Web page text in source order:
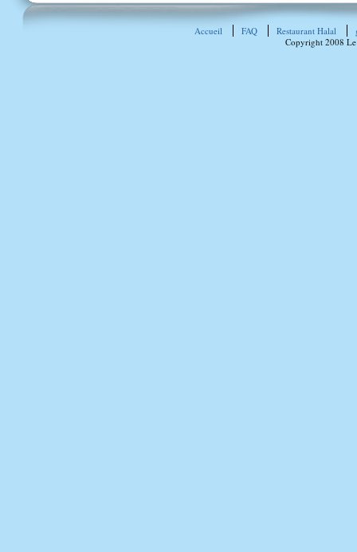
Accueil FAQ Restaurant Halal
Copyright 2008